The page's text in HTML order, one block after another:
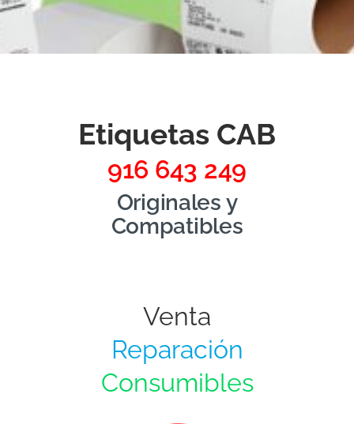
Etiquetas CAB
916 643 249
Originales y
Compatibles
Venta
Reparación
Consumibles